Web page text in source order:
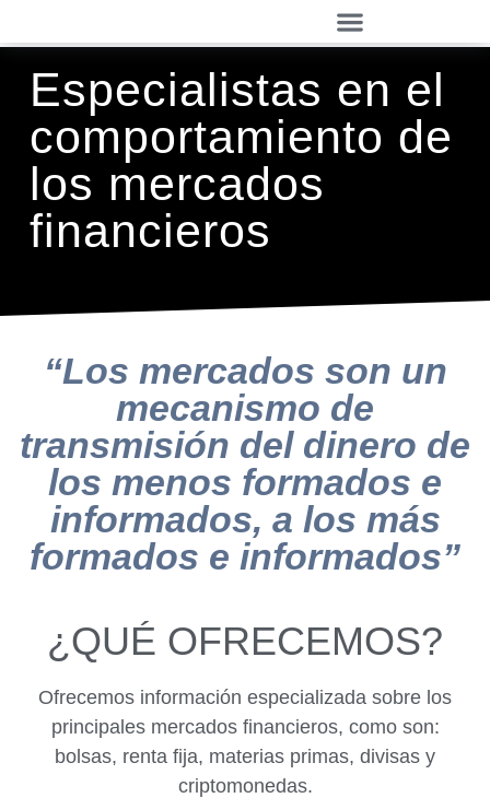
Especialistas en el
comportamiento de
los mercados
financieros
“Los mercados son un
mecanismo de
transmisión del dinero de
los menos formados e
informados, a los más
formados e informados”
¿QUÉ OFRECEMOS?
Ofrecemos información especializada sobre los
principales mercados financieros, como son:
bolsas, renta fija, materias primas, divisas y
criptomonedas.